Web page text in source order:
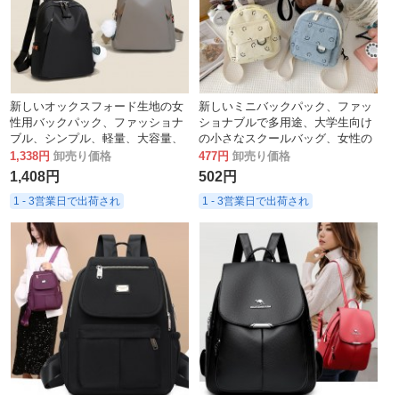
新しいオックスフォード生地の女
性用バックパック、ファッショナ
ブル、シンプル、軽量、大容量、
ビジネス通勤 ママバッグ
ック
1,338円 卸売り価格
1,408円
1 - 3営業日で出荷され
新しいミニバックパック、ファッ
ショナブルで多用途、大学生向け
の小さなスクールバッグ、女性の
通勤ママバッグ、女性の旅行用バ
ックパック
477円 卸売り価格
502円
1 - 3営業日で出荷され